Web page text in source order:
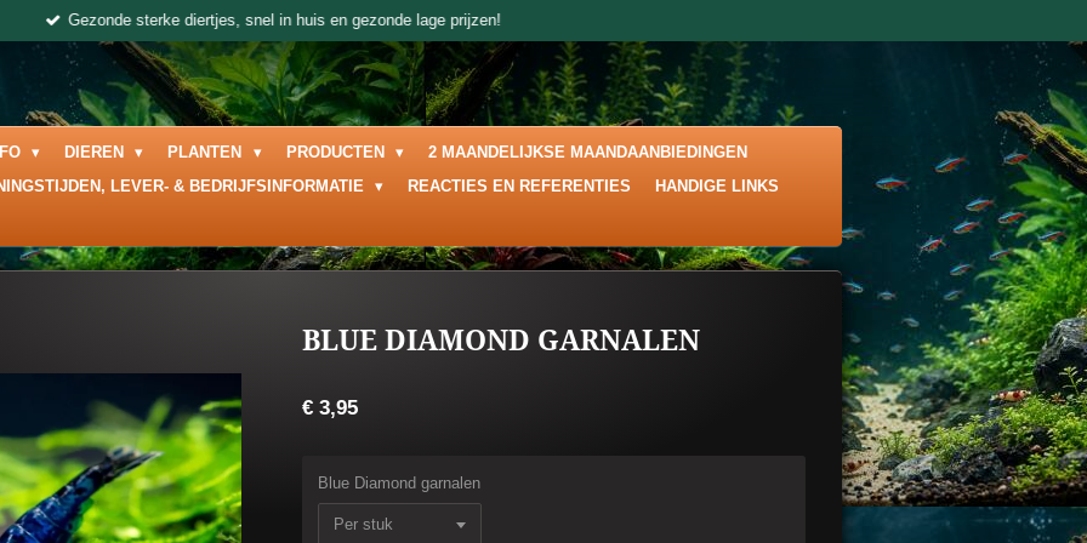
Gezonde sterke diertjes, snel in huis en gezonde lage prijzen!
DIEREN PLANTEN PRODUCTEN
2 MAANDELIJKSE MAANDAANBIEDINGEN
LEVER- & BEDRIJFSINFORMATIE REACTIES EN REFERENTIES HANDIGE LINKS
BLUE DIAMOND GARNALEN
€ 3,95
Blue Diamond garnalen